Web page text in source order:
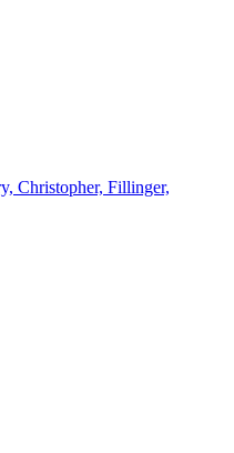
Christopher, Fillinger,